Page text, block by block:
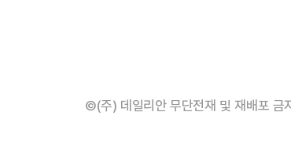
©(주) 데일리안 무단전재 및 재배포 금